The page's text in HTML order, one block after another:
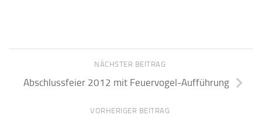
NÄCHSTER BEITRAG
Abschlussfeier 2012 mit Feuervogel-Aufführung
VORHERIGER BEITRAG